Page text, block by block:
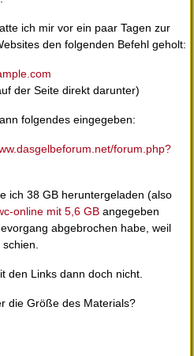
ich mir vor ein paar Tagen zur
den folgenden Befehl geholt:
der Seite direkt darunter)
folgendes eingegeben:
forum.php?
ich 38 GB heruntergeladen (also
online mit 5,6 GB angegeben
abgebrochen habe, weil
den Links dann doch nicht.
die Größe des Materials?